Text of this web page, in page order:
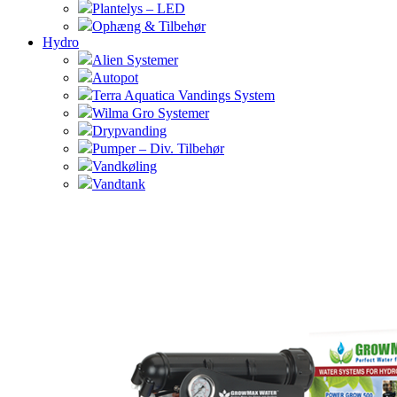
Plantelys – LED
Ophæng & Tilbehør
Hydro
Alien Systemer
Autopot
Terra Aquatica Vandings System
Wilma Gro Systemer
Drypvanding
Pumper – Div. Tilbehør
Vandkøling
Vandtank